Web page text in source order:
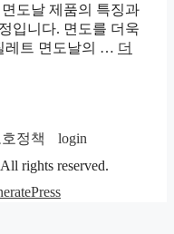
도날 제품의 특징과
입니다. 면도를 더욱
레트 면도날의 … 더
정책
login
rights reserved.